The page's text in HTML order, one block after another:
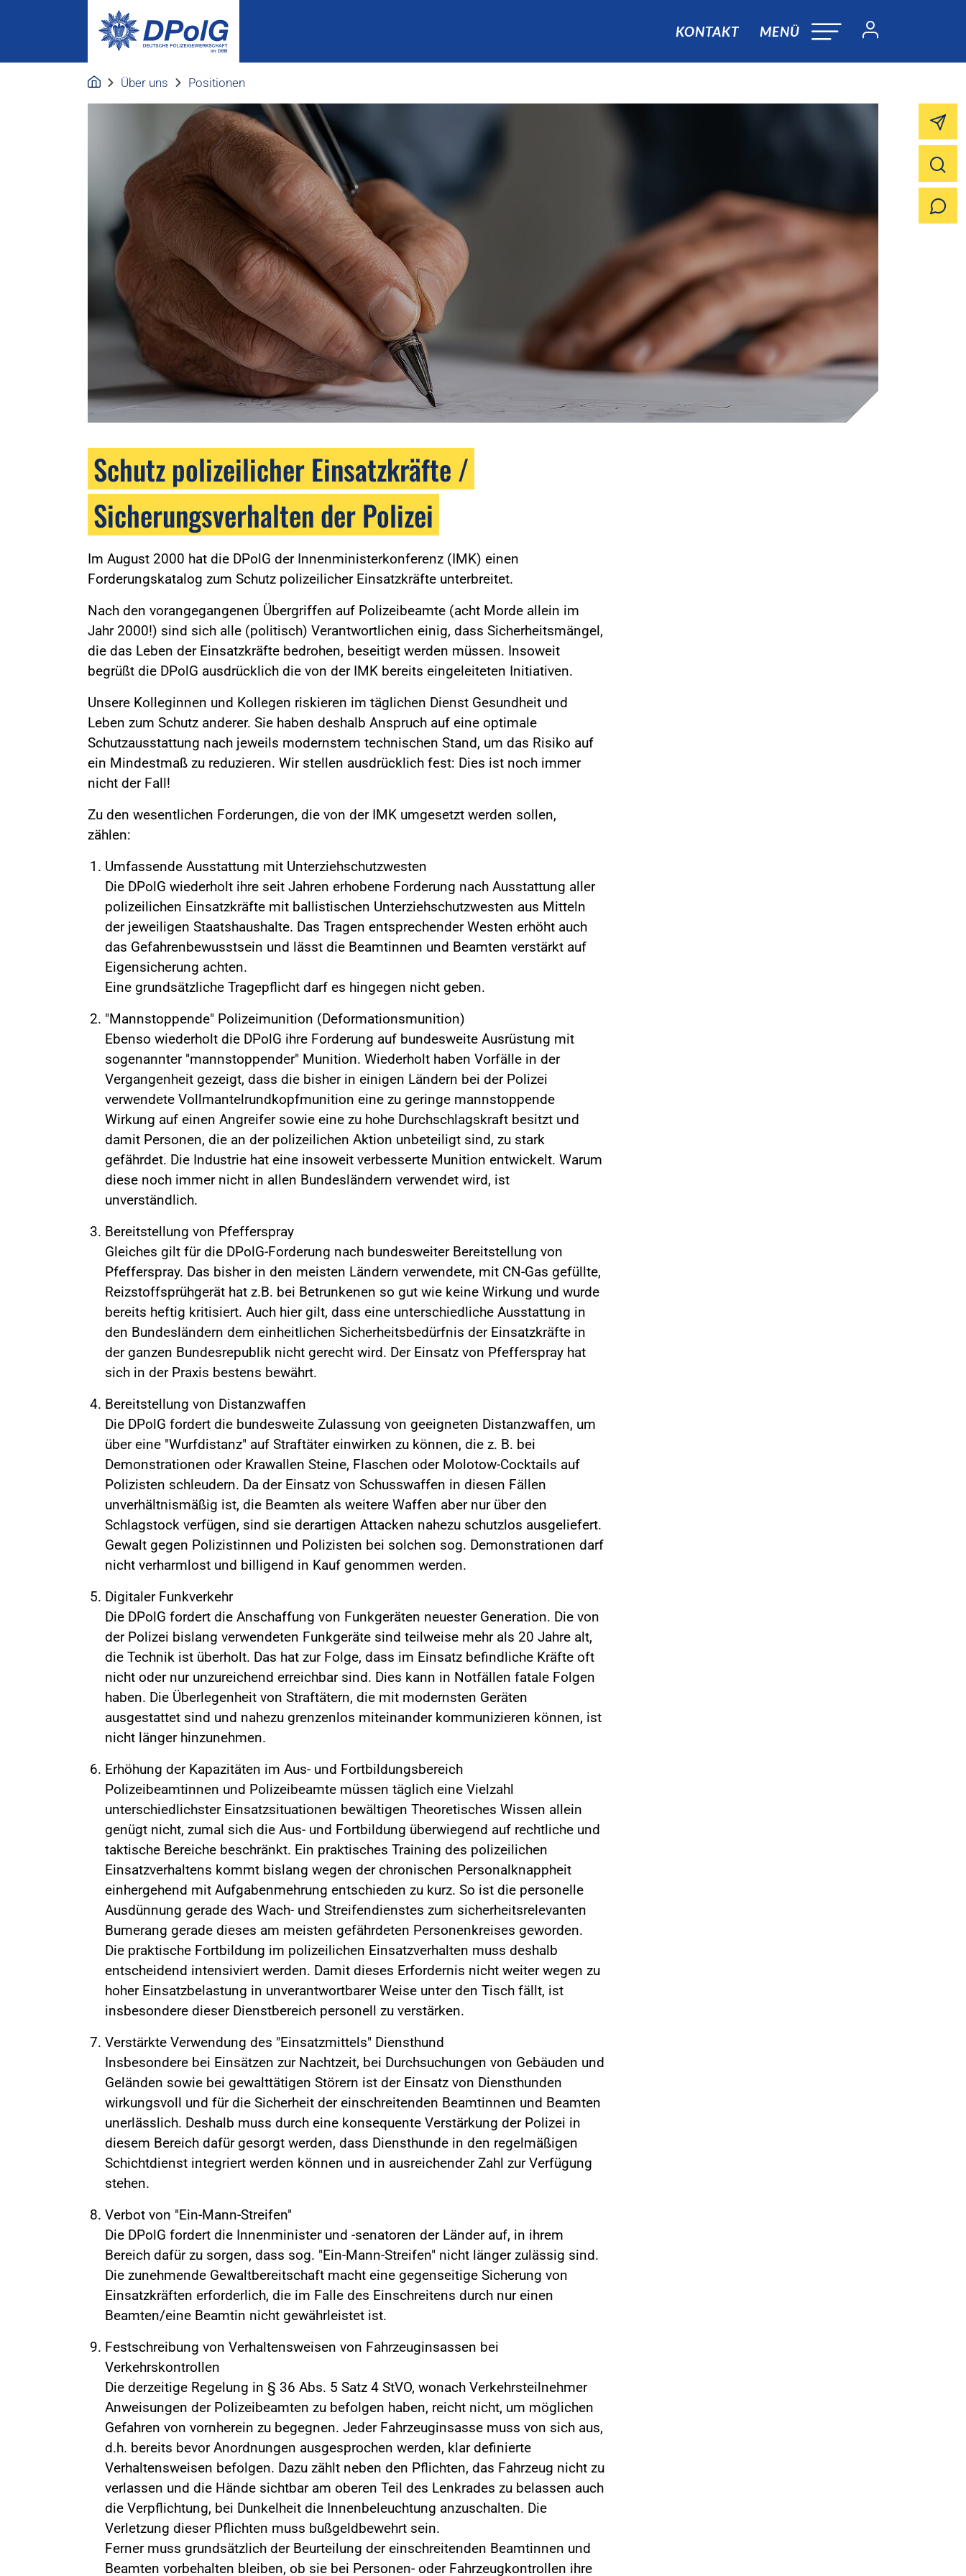
KONTAKT MENÜ
Über uns Positionen
Schutz polizeilicher Einsatzkräfte /
Sicherungsverhalten der Polizei
Im August 2000 hat die DPolG der Innenministerkonferenz (IMK) einen
Forderungskatalog zum Schutz polizeilicher Einsatzkräfte unterbreitet.
Nach den vorangegangenen Übergriffen auf Polizeibeamte (acht Morde allein im
Jahr 2000!) sind sich alle (politisch) Verantwortlichen einig, dass Sicherheitsmängel,
die das Leben der Einsatzkräfte bedrohen, beseitigt werden müssen. Insoweit
begrüßt die DPolG ausdrücklich die von der IMK bereits eingeleiteten Initiativen.
Unsere Kolleginnen und Kollegen riskieren im täglichen Dienst Gesundheit und
Leben zum Schutz anderer. Sie haben deshalb Anspruch auf eine optimale
Schutzausstattung nach jeweils modernstem technischen Stand, um das Risiko auf
ein Mindestmaß zu reduzieren. Wir stellen ausdrücklich fest: Dies ist noch immer
nicht der Fall!
Zu den wesentlichen Forderungen, die von der IMK umgesetzt werden sollen,
zählen:
Umfassende Ausstattung mit Unterziehschutzwesten
Die DPolG wiederholt ihre seit Jahren erhobene Forderung nach Ausstattung aller
polizeilichen Einsatzkräfte mit ballistischen Unterziehschutzwesten aus Mitteln
der jeweiligen Staatshaushalte. Das Tragen entsprechender Westen erhöht auch
das Gefahrenbewusstsein und lässt die Beamtinnen und Beamten verstärkt auf
Eigensicherung achten.
Eine grundsätzliche Tragepflicht darf es hingegen nicht geben.
"Mannstoppende" Polizeimunition (Deformationsmunition)
Ebenso wiederholt die DPolG ihre Forderung auf bundesweite Ausrüstung mit
sogenannter "mannstoppender" Munition. Wiederholt haben Vorfälle in der
Vergangenheit gezeigt, dass die bisher in einigen Ländern bei der Polizei
verwendete Vollmantelrundkopfmunition eine zu geringe mannstoppende
Wirkung auf einen Angreifer sowie eine zu hohe Durchschlagskraft besitzt und
damit Personen, die an der polizeilichen Aktion unbeteiligt sind, zu stark
gefährdet. Die Industrie hat eine insoweit verbesserte Munition entwickelt. Warum
diese noch immer nicht in allen Bundesländern verwendet wird, ist
unverständlich.
Bereitstellung von Pfefferspray
Gleiches gilt für die DPolG-Forderung nach bundesweiter Bereitstellung von
Pfefferspray. Das bisher in den meisten Ländern verwendete, mit CN-Gas gefüllte,
Reizstoffsprühgerät hat z.B. bei Betrunkenen so gut wie keine Wirkung und wurde
bereits heftig kritisiert. Auch hier gilt, dass eine unterschiedliche Ausstattung in
den Bundesländern dem einheitlichen Sicherheitsbedürfnis der Einsatzkräfte in
der ganzen Bundesrepublik nicht gerecht wird. Der Einsatz von Pfefferspray hat
sich in der Praxis bestens bewährt.
Bereitstellung von Distanzwaffen
Die DPolG fordert die bundesweite Zulassung von geeigneten Distanzwaffen, um
über eine "Wurfdistanz" auf Straftäter einwirken zu können, die z. B. bei
Demonstrationen oder Krawallen Steine, Flaschen oder Molotow-Cocktails auf
Polizisten schleudern. Da der Einsatz von Schusswaffen in diesen Fällen
unverhältnismäßig ist, die Beamten als weitere Waffen aber nur über den
Schlagstock verfügen, sind sie derartigen Attacken nahezu schutzlos ausgeliefert.
Gewalt gegen Polizistinnen und Polizisten bei solchen sog. Demonstrationen darf
nicht verharmlost und billigend in Kauf genommen werden.
Digitaler Funkverkehr
Die DPolG fordert die Anschaffung von Funkgeräten neuester Generation. Die von
der Polizei bislang verwendeten Funkgeräte sind teilweise mehr als 20 Jahre alt,
die Technik ist überholt. Das hat zur Folge, dass im Einsatz befindliche Kräfte oft
nicht oder nur unzureichend erreichbar sind. Dies kann in Notfällen fatale Folgen
haben. Die Überlegenheit von Straftätern, die mit modernsten Geräten
ausgestattet sind und nahezu grenzenlos miteinander kommunizieren können, ist
nicht länger hinzunehmen.
Erhöhung der Kapazitäten im Aus- und Fortbildungsbereich
Polizeibeamtinnen und Polizeibeamte müssen täglich eine Vielzahl
unterschiedlichster Einsatzsituationen bewältigen Theoretisches Wissen allein
genügt nicht, zumal sich die Aus- und Fortbildung überwiegend auf rechtliche und
taktische Bereiche beschränkt. Ein praktisches Training des polizeilichen
Einsatzverhaltens kommt bislang wegen der chronischen Personalknappheit
einhergehend mit Aufgabenmehrung entschieden zu kurz. So ist die personelle
Ausdünnung gerade des Wach- und Streifendienstes zum sicherheitsrelevanten
Bumerang gerade dieses am meisten gefährdeten Personenkreises geworden.
Die praktische Fortbildung im polizeilichen Einsatzverhalten muss deshalb
entscheidend intensiviert werden. Damit dieses Erfordernis nicht weiter wegen zu
hoher Einsatzbelastung in unverantwortbarer Weise unter den Tisch fällt, ist
insbesondere dieser Dienstbereich personell zu verstärken.
Verstärkte Verwendung des "Einsatzmittels" Diensthund
Insbesondere bei Einsätzen zur Nachtzeit, bei Durchsuchungen von Gebäuden und
Geländen sowie bei gewalttätigen Störern ist der Einsatz von Diensthunden
wirkungsvoll und für die Sicherheit der einschreitenden Beamtinnen und Beamten
unerlässlich. Deshalb muss durch eine konsequente Verstärkung der Polizei in
diesem Bereich dafür gesorgt werden, dass Diensthunde in den regelmäßigen
Schichtdienst integriert werden können und in ausreichender Zahl zur Verfügung
stehen.
Verbot von "Ein-Mann-Streifen"
Die DPolG fordert die Innenminister und -senatoren der Länder auf, in ihrem
Bereich dafür zu sorgen, dass sog. "Ein-Mann-Streifen" nicht länger zulässig sind.
Die zunehmende Gewaltbereitschaft macht eine gegenseitige Sicherung von
Einsatzkräften erforderlich, die im Falle des Einschreitens durch nur einen
Beamten/eine Beamtin nicht gewährleistet ist.
Festschreibung von Verhaltensweisen von Fahrzeuginsassen bei
Verkehrskontrollen
Die derzeitige Regelung in § 36 Abs. 5 Satz 4 StVO, wonach Verkehrsteilnehmer
Anweisungen der Polizeibeamten zu befolgen haben, reicht nicht, um möglichen
Gefahren von vornherein zu begegnen. Jeder Fahrzeuginsasse muss von sich aus,
d.h. bereits bevor Anordnungen ausgesprochen werden, klar definierte
Verhaltensweisen befolgen. Dazu zählt neben den Pflichten, das Fahrzeug nicht zu
verlassen und die Hände sichtbar am oberen Teil des Lenkrades zu belassen auch
die Verpflichtung, bei Dunkelheit die Innenbeleuchtung anzuschalten. Die
Verletzung dieser Pflichten muss bußgeldbewehrt sein.
Ferner muss grundsätzlich der Beurteilung der einschreitenden Beamtinnen und
Beamten vorbehalten bleiben, ob sie bei Personen- oder Fahrzeugkontrollen ihre